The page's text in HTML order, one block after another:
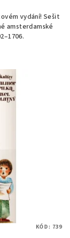
vydání! Sešit
amsterdamské
KÓD: 739